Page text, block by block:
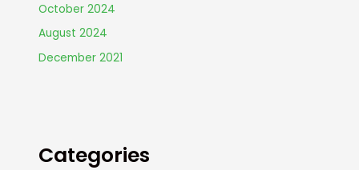
October 2024
August 2024
December 2021
Categories